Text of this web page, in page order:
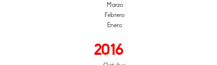
Marzo
Febrero
Enero
2016